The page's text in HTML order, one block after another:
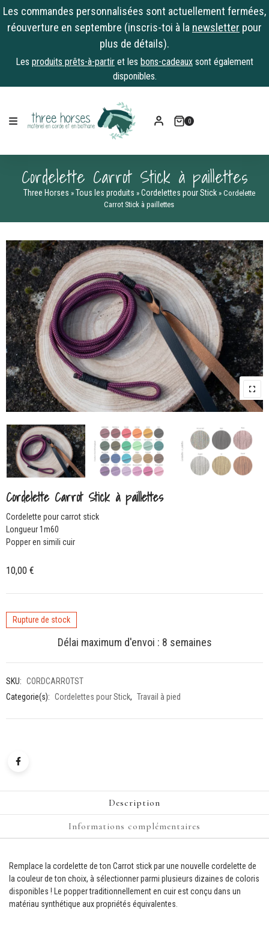
Les commandes personnalisées sont actuellement fermées,
réouverture en septembre (inscris-toi à la newsletter pour
plus de détails).
Les produits prêts-à-partir et les bons-cadeaux sont également
disponibles.
content
0
Cordelette Carrot Stick à paillettes
Three Horses » Tous les produits » Cordelettes pour Stick» Cordelette
Carrot Stick à paillettes
Cordelette Carrot Stick à paillettes
Cordelette pour carrot stick
Longueur 1m60
Popper en simili cuir
10,00 €
Rupture de stock
Délai maximum d'envoi : 8 semaines
SKU: CORDCARROTST
Categorie(s): Cordelettes pour Stick, Travail à pied
Description
Informations complémentaires
Remplace la cordelette de ton Carrot stick par une nouvelle cordelette de
la couleur de ton choix, à sélectionner parmi plusieurs dizaines de coloris
disponibles ! Le popper traditionnellement en cuir est conçu dans un
matériau synthétique aux propriétés équivalentes.